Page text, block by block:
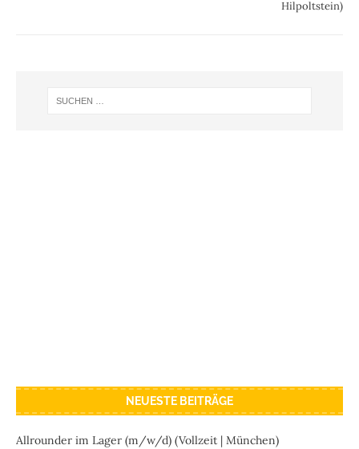
Hilpoltstein)
NEUESTE BEITRÄGE
Allrounder im Lager (m/w/d) (Vollzeit | München)